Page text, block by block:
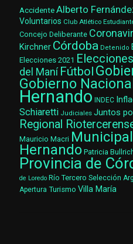
AccidenteAlberto
Voluntarios Club Atlético
Concejo Deliberante
Kirchner Córdoba Detenido
Elecciones 2021
del Maní Fútbol
Gobierno Nacional
Hernando INDEC
Schiaretti Judiciales Juntos
Regional
Mauricio Macri
Hernando Patricia
Provincia de
de Loredo Río Tercero Selección
Apertura Turismo Villa María